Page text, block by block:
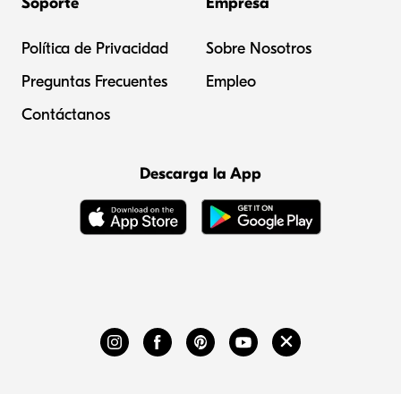
Política de Privacidad
Preguntas Frecuentes
Contáctanos
Sobre Nosotros
Empleo
Descarga la App